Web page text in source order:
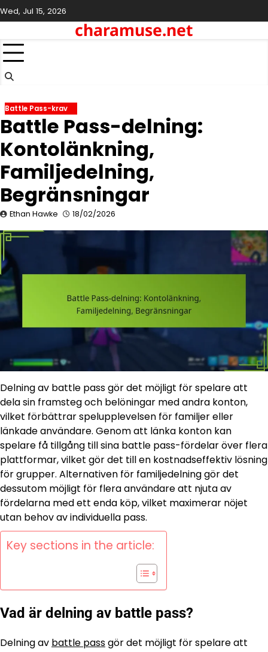
Skip
to
Wed, Jul 15, 2026
charamuse.net
Battle Pass-krav
Battle Pass-delning:
Kontolänkning,
Familjedelning,
Begränsningar
Ethan Hawke 18/02/2026
Delning av battle pass gör det möjligt för spelare att
dela sin framsteg och belöningar med andra konton,
vilket förbättrar spelupplevelsen för familjer eller
länkade användare. Genom att länka konton kan
spelare få tillgång till sina battle pass-fördelar över flera
plattformar, vilket gör det till en kostnadseffektiv lösning
för grupper. Alternativen för familjedelning gör det
dessutom möjligt för flera användare att njuta av
fördelarna med ett enda köp, vilket maximerar nöjet
utan behov av individuella pass.
Key sections in the article:
Vad är delning av battle pass?
Delning av battle passgör det möjligt för spelare att